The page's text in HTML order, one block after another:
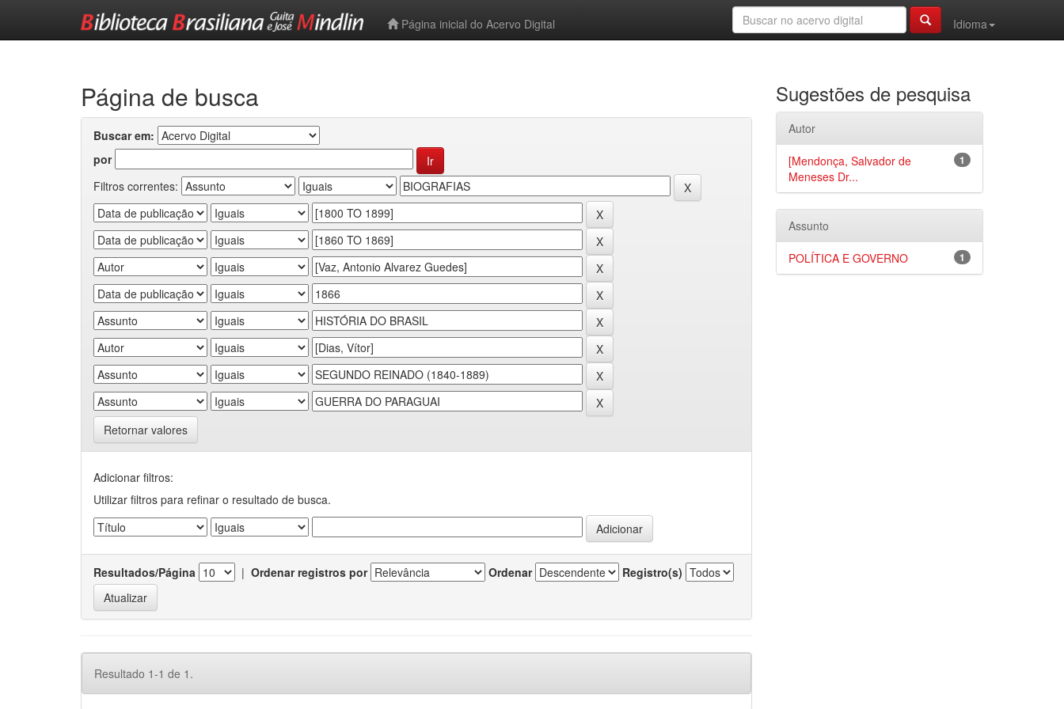
Página inicial do Acervo Digital
Idioma
Página de busca
Buscar em:
por
Filtros correntes:
Retornar valores
Adicionar filtros:
Utilizar filtros para refinar o resultado de busca.
Resultados/Página | Ordenar registros por Ordenar Registro(s)
Resultado 1-1 de 1.
Sugestões de pesquisa
Autor
1
[Mendonça, Salvador de
Meneses Dr...
Assunto
1
POLÍTICA E GOVERNO